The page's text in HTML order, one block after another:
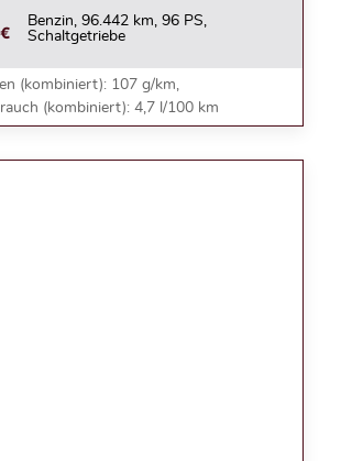
€
Benzin, 96.442 km, 96 PS,
Schaltgetriebe
(kombiniert): 107 g/km,
(kombiniert): 4,7 l/100 km